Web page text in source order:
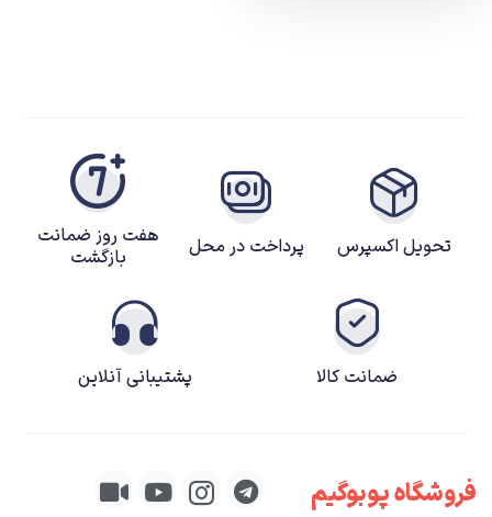
تحویل اکسپرس پرداخت در محل
هفت روز ضمانت
بازگشت
ضمانت کالا پشتیبانی آنلاین
فروشگاه پوبوگیم